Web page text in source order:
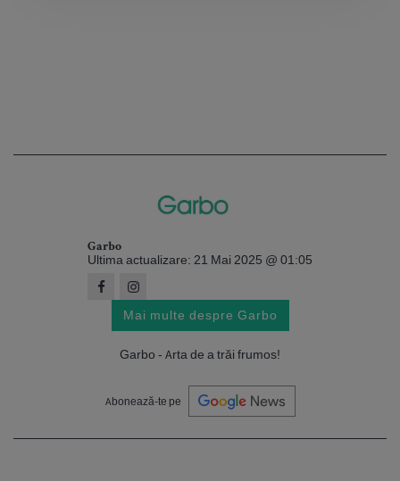
Garbo
Ultima actualizare: 21 Mai 2025 @ 01:05
Mai multe despre Garbo
Garbo - Arta de a trăi frumos!
Abonează-te pe